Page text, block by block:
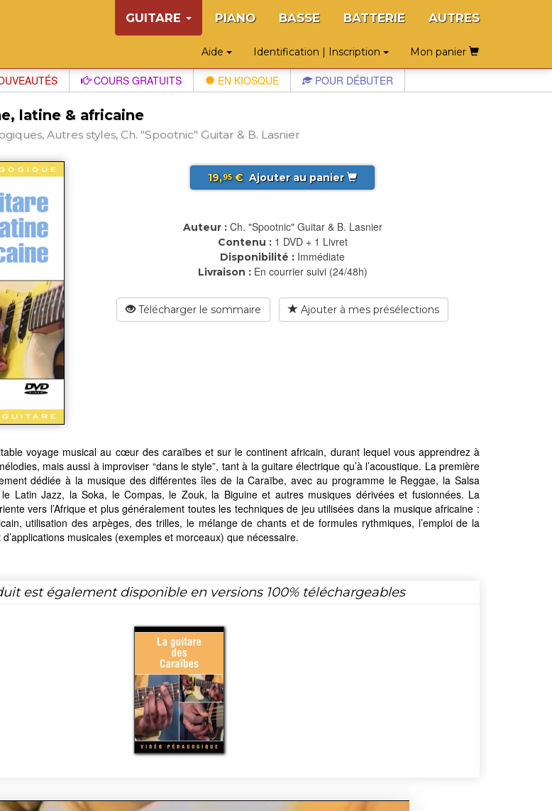
GUITARE PIANO BASSE BATTERIE AUTRES
Aide Identification | Inscription Mon panier
COURS GRATUITS EN KIOSQUE POUR DÉBUTER
latine & africaine
Autres styles, Ch. "Spootnic" Guitar & B. Lasnier
19,95€ Ajouter au panier
Auteur : Ch. "Spootnic" Guitar & B. Lasnier
Contenu : 1 DVD + 1 Livret
Disponibilité : Immédiate
Livraison : En courrier suivi (24/48h)
Télécharger le sommaire Ajouter à mes présélections
voyage musical au cœur des caraïbes et sur le continent africain, durant lequel vous apprendrez à
mais aussi à improviser “dans le style”, tant à la guitare électrique qu’à l’acoustique. La première
dédiée à la musique des différentes îles de la Caraïbe, avec au programme le Reggae, la Salsa
Latin Jazz, la Soka, le Compas, le Zouk, la Biguine et autres musiques dérivées et fusionnées. La
vers l’Afrique et plus généralement toutes les techniques de jeu utilisées dans la musique africaine :
utilisation des arpèges, des trilles, le mélange de chants et de formules rythmiques, l’emploi de la
musicales (exemples et morceaux) que nécessaire.
est également disponible en versions 100% téléchargeables